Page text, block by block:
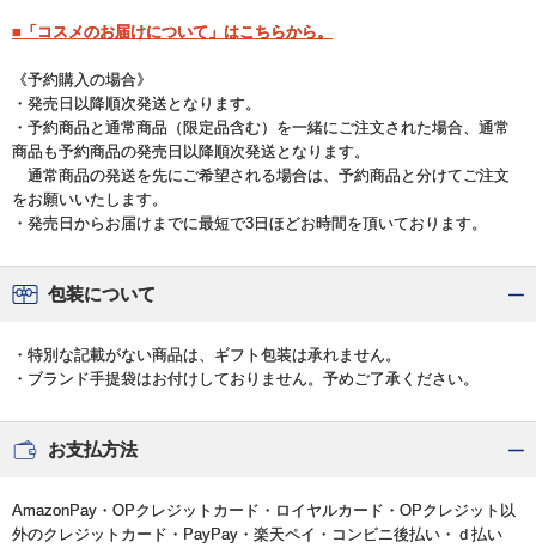
■「コスメのお届けについて」はこちらから。
《予約購入の場合》
・発売日以降順次発送となります。
・予約商品と通常商品（限定品含む）を一緒にご注文された場合、通常
商品も予約商品の発売日以降順次発送となります。
通常商品の発送を先にご希望される場合は、予約商品と分けてご注文
をお願いいたします。
・発売日からお届けまでに最短で3日ほどお時間を頂いております。
包装について
・特別な記載がない商品は、ギフト包装は承れません。
・ブランド手提袋はお付けしておりません。予めご了承ください。
お支払方法
AmazonPay・OPクレジットカード・ロイヤルカード・OPクレジット以
外のクレジットカード・PayPay・楽天ペイ・コンビニ後払い・ｄ払い